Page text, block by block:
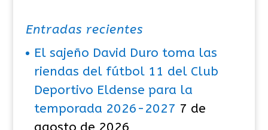
Entradas recientes
El sajeño David Duro toma las
riendas del fútbol 11 del Club
Deportivo Eldense para la
temporada 2026-2027 7 de